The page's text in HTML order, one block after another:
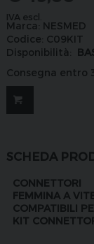
IVA escl.
Marca: NESMED
Codice: C09KIT
Disponibilità:
Consegna entro
SCHEDA
FEMMINA A
COMPATIBILI
KIT